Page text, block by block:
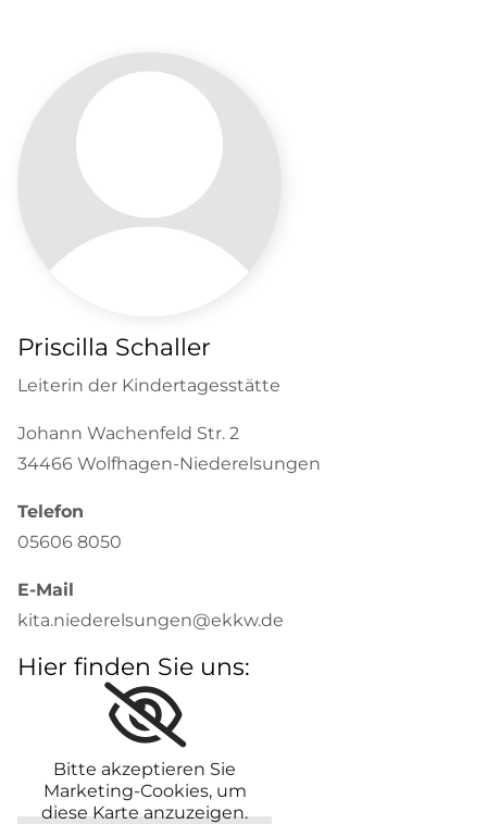
Priscilla Schaller
Leiterin der Kindertagesstätte
Johann Wachenfeld Str. 2
34466 Wolfhagen-Niederelsungen
Telefon
05606 8050
E-Mail
kita.niederelsungen@ekkw.de
Hier finden Sie uns:
Bitte akzeptieren Sie
Marketing-Cookies, um
diese Karte anzuzeigen.